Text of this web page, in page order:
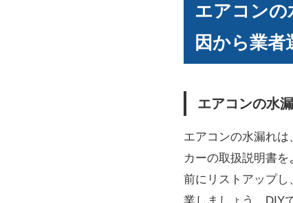
エアコンの
因から業者
エアコンの水
エアコンの水漏れ
カーの取扱説明書
前にリストアップ
業しましょう。DIY